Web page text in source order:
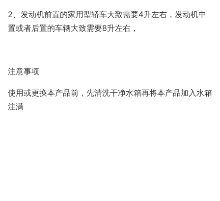
2、发动机前置的家用型轿车大致需要4升左右，发动机中
置或者后置的车辆大致需要8升左右，
注意事项
使用或更换本产品前，先清洗干净水箱再将本产品加入水箱
注满